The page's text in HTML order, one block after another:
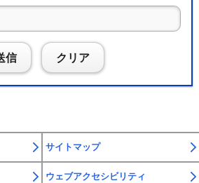
信 クリア
サイトマップ
ウェブアクセシビリティ